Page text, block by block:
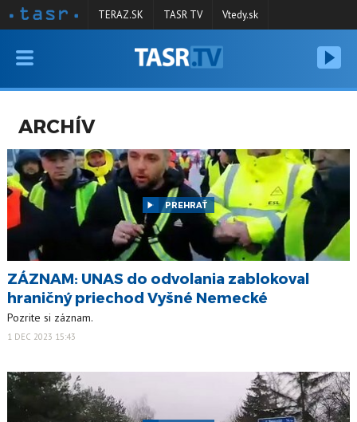
VYSIELANIE
SPRAVODAJSTVO
KONTAKT
ARCHÍV
TERAZ.SK TASR TV Vtedy.sk
ARCHÍV
PREHRAŤ
ZÁZNAM: UNAS do odvolania zablokoval
hraničný priechod Vyšné Nemecké
Pozrite si záznam.
1 DEC 2023 15:43